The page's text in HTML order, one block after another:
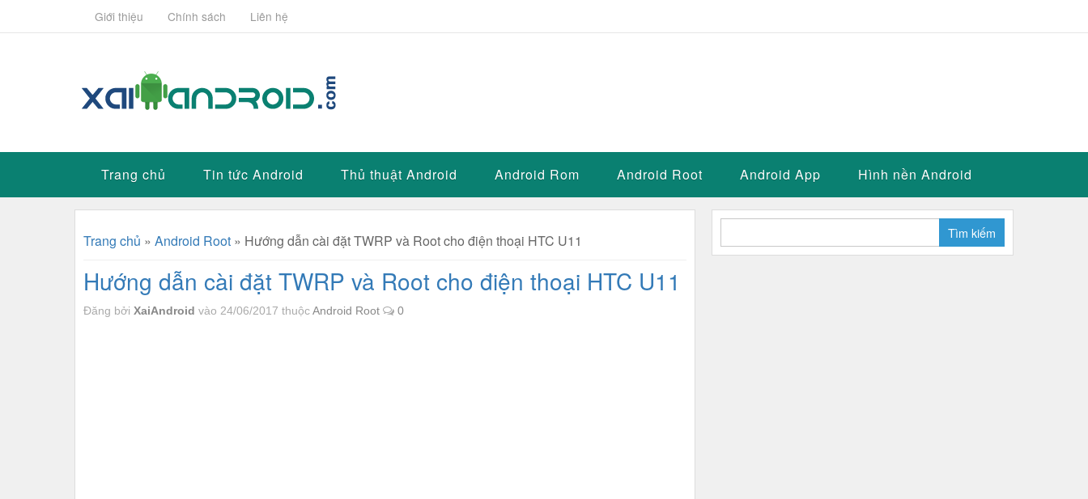
Giới thiệu Chính sách Liên hệ
Trang chủ Tin tức Android Thủ thuật Android Android Rom Android Root Android App Hình nền Android
Trang chủ » Android Root » Hướng dẫn cài đặt TWRP và Root cho điện thoại HTC U11
Hướng dẫn cài đặt TWRP và Root cho điện thoại HTC U11
Đăng bởi XaiAndroid vào 24/06/2017 thuộcAndroid Root 0